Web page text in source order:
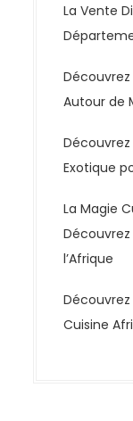
a
e
La Vente
Autour de
Découvrez
Exotique
La Magie
l’Afrique
Découvrez
Cuisine